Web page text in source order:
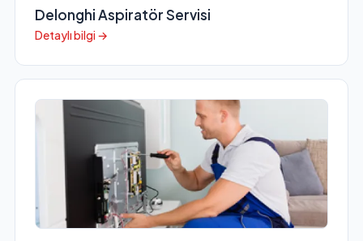
Delonghi Aspiratör Servisi
Detaylı bilgi →